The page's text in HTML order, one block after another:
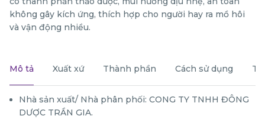
không gây kích ứng, thích hợp cho người hay ra mồ hôi
và vận động nhiều.
Mô tả Xuất xứ Thành phần Cách sử dụng
Nhà sản xuất/ Nhà phân phối: CONG TY TNHH ĐÔNG
DƯỢC TRẦN GIA.